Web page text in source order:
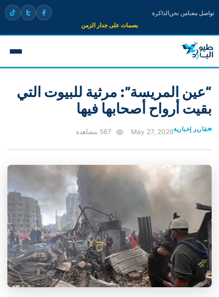
تواصل معنامن نحنالذاكرة
بصمات على جدار الزمن
“عين المريسة”: مرثية للبيوت التي
بقيت أرواح أصحابها فيها
تقارير إخباريةMay 27, 2026